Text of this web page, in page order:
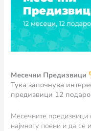
Месечни Предизвици
Тука започнува
предизвици 12
Месечните предизвици
најмногу поени и да се